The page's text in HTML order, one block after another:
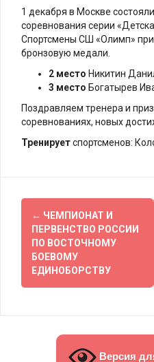
1 декабря в Москве
соревнования серии
Спортсмены СШ «Олимп»
бронзовую медали.
2 место Никитин
3 место Богатырев
Поздравляем тренера и
соревнованиях, новых
Тренируетспортсменов:
Навигация
по
записям
← ЧЕМПИОНАТ И
ПЕРВЕНСТВО РОССИИ
ПО ВОСТОЧНОМУ
БОЕВОМУ
ЕДИНОБОРСТВУ
Версия